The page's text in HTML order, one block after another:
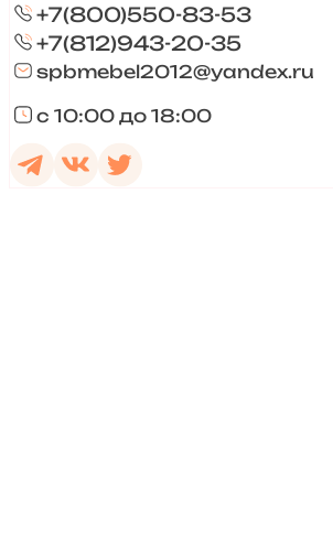
+7(800)550-83-53
+7(812)943-20-35
spbmebel2012@yandex.ru
с 10:00 до 18:00